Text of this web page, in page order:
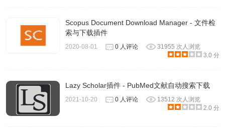
Scopus Document Download Manager - 文件检
索与下载插件
2020-08-01 0 人评论
31955 次人浏览
3.0 分
Lazy Scholar插件 - PubMed文献自动搜索下载
2021-10-20 0 人评论
13512 次人浏览
2.0 分